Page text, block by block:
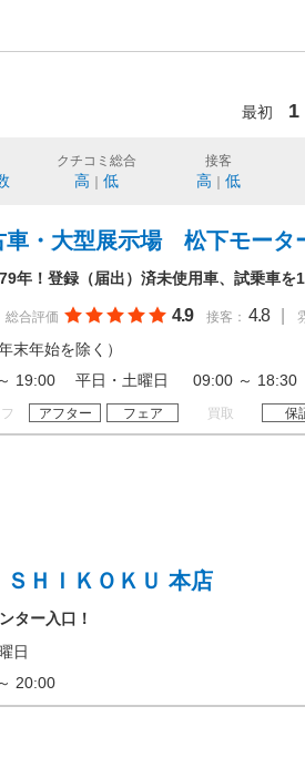
最初 1
クチコミ総合
高 低
接客
高 低
車・大型展示場 松下モータ
年！登録（届出）済未使用車、試乗車を
総合評価 4.9 接客： 4.8
末年始を除く）
19:00 平日・土曜日 09:00 ～
アフター フェア 買取 保
ＨＩＫＯＫＵ 本店
ター入口！
日
20:00